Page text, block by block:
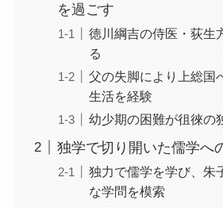
を過ごす
徳川綱吉の侍医・荻生
る
父の失脚により上総国
生活を経験
幼少期の困難が徂徠の
独学で切り開いた儒学へ
独力で儒学を学び、朱
な学問を模索